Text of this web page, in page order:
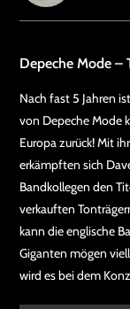
Depeche Mode –
Nach fast 5 Jahren
von Depeche Mode
Europa zurück! Mit
erkämpften sich
Bandkollegen den
verkauften
kann die englische
Giganten mögen
wird es bei dem